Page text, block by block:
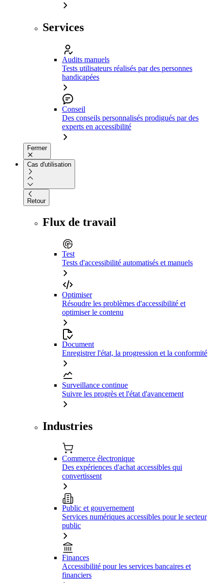
Services
Audits manuels
Tests utilisateurs réalisés par des personnes
handicapées
Conseil
Des conseils personnalisés prodigués par des
experts en accessibilité
Fermer
Cas d'utilisation
Retour
Flux de travail
Test
Tests d'accessibilité automatisés et manuels
Optimiser
Résoudre les problèmes d'accessibilité et
optimiser le contenu
Document
Enregistrer l'état, la progression et la conformité
Surveillance continue
Suivre les progrès et l'état d'avancement
Industries
Commerce électronique
Des expériences d'achat accessibles qui
convertissent
Public et gouvernement
Services numériques accessibles pour le secteur
public
Finances
Accessibilité pour les services bancaires et
financiers